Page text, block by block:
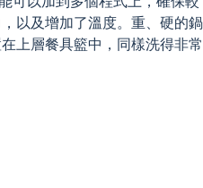
以及增加了溫度。重、硬的鍋
上層餐具籃中，同樣洗得非常